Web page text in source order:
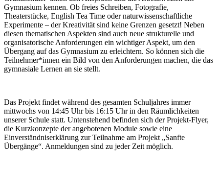
Gymnasium kennen. Ob freies Schreiben, Fotografie,
Theaterstücke, English Tea Time oder naturwissenschaftliche
Experimente – der Kreativität sind keine Grenzen gesetzt! Neben
diesen thematischen Aspekten sind auch neue strukturelle und
organisatorische Anforderungen ein wichtiger Aspekt, um den
Übergang auf das Gymnasium zu erleichtern. So können sich die
Teilnehmer*innen ein Bild von den Anforderungen machen, die das
gymnasiale Lernen an sie stellt.
Das Projekt findet während des gesamten Schuljahres immer
mittwochs von 14:45 Uhr bis 16:15 Uhr in den Räumlichkeiten
unserer Schule statt. Untenstehend befinden sich der Projekt-Flyer,
die Kurzkonzepte der angebotenen Module sowie eine
Einverständniserklärung zur Teilnahme am Projekt „Sanfte
Übergänge“. Anmeldungen sind zu jeder Zeit möglich.